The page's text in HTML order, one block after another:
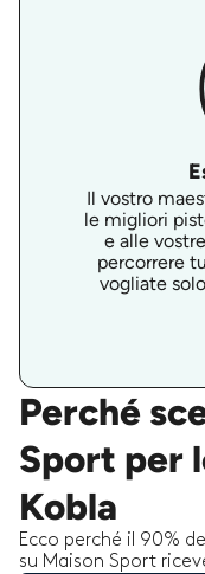
Il vostro
le migliori
e alle
percorrere
vogliate
Perché
Sport per
Kobla
Ecco perché il 90%
su Maison Sport